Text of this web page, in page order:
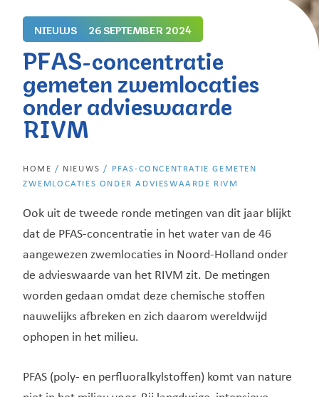
NIEUWS 26 SEPTEMBER 2024
PFAS-concentratie
gemeten zwemlocaties
onder advieswaarde
RIVM
HOME / NIEUWS /
PFAS-CONCENTRATIE GEMETEN
ZWEMLOCATIES ONDER ADVIESWAARDE RIVM
Ook uit de tweede ronde metingen van dit jaar blijkt
dat de PFAS-concentratie in het water van de 46
aangewezen zwemlocaties in Noord-Holland onder
de advieswaarde van het RIVM zit. De metingen
worden gedaan omdat deze chemische stoffen
nauwelijks afbreken en zich daarom wereldwijd
ophopen in het milieu.
PFAS (poly- en perfluoralkylstoffen) komt van nature